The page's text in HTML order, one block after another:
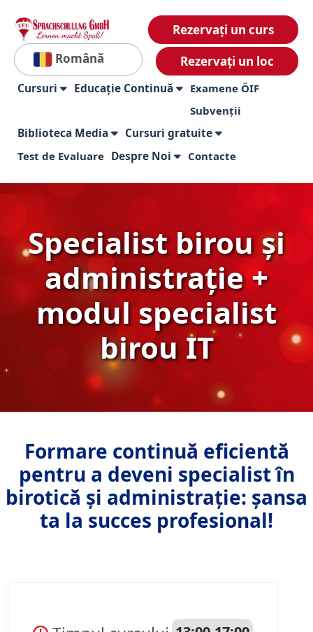
Română
Rezervați un curs
Rezervați un loc
Cursuri Educație Continuă
Examene ÖIF
Subvenții
Biblioteca Media Cursuri gratuite
Test de Evaluare Despre Noi Contacte
Specialist birou și
administrație +
modul specialist
birou IT
Formare continuă eficientă
pentru a deveni specialist în
birotică și administrație: șansa
ta la succes profesional!